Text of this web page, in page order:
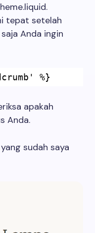
tepat setelah
Anda ingin
%}
apakah
Anda.
sudah saya